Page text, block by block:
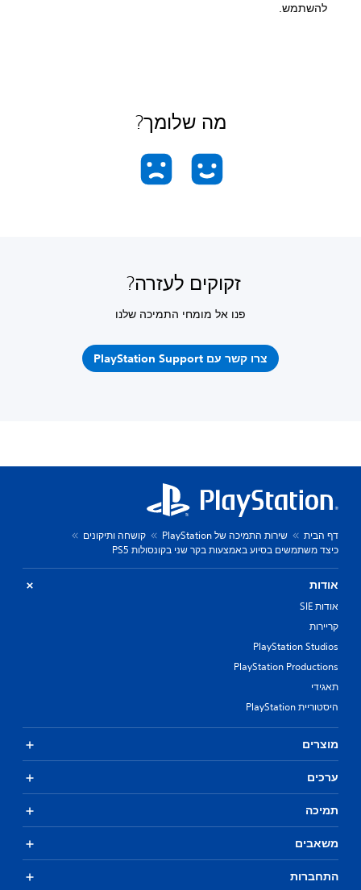
להשתמש.
מה שלומך?
זקוקים לעזרה?
פנו אל מומחי התמיכה שלנו
צרו קשר עם PlayStation Support
דף הבית שירות התמיכה של PlayStation
קושחה ותיקונים
כיצד משתמשים בסיוע באמצעות בקר שני בקונסולות PS5
אודות
אודות SIE
קריירות
PlayStation Studios
PlayStation Productions
תאגידי
היסטוריית PlayStation
מוצרים
ערכים
תמיכה
משאבים
התחברות